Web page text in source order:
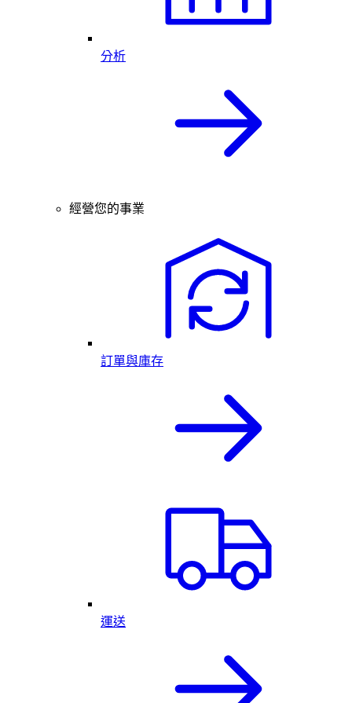
分析
經營您的事業
訂單與庫存
運送